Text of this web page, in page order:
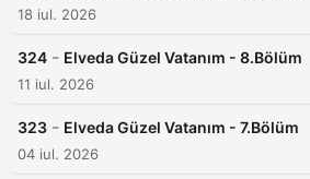
18 iul. 2026
324 - Elveda Güzel Vatanım - 8.Bölüm
11 iul. 2026
323 - Elveda Güzel Vatanım - 7.Bölüm
04 iul. 2026